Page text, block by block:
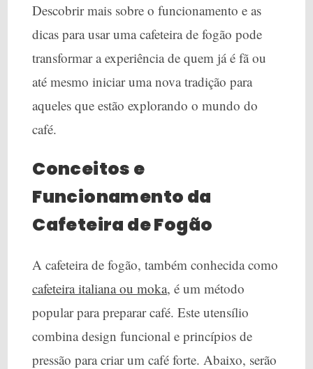
Descobrir mais sobre o funcionamento e as
dicas para usar uma cafeteira de fogão pode
transformar a experiência de quem já é fã ou
até mesmo iniciar uma nova tradição para
aqueles que estão explorando o mundo do
café.
Conceitos e
Funcionamento da
Cafeteira de Fogão
A cafeteira de fogão, também conhecida como
cafeteira italiana ou moka, é um método
popular para preparar café. Este utensílio
combina design funcional e princípios de
pressão para criar um café forte. Abaixo, serão